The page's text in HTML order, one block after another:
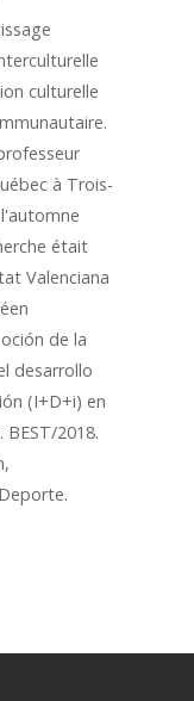
culturelle
à Trois-
était
Valenciana
de la
desarrollo
(I+D+i) en
2018.